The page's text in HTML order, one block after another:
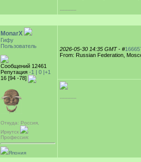
-----------
MonarX
Гифу
Пользователь
Сообщений 12461
Репутация -1 | 0 |+1
16 [94 -78]
Откуда: Россия,
Иркутск
Профессия:
Япония
2026-05-30 14:35 GMT- #
From: Russian Federation,
-----------